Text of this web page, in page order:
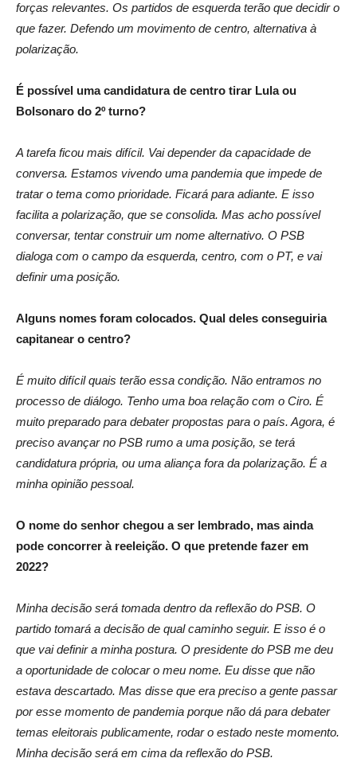
forças relevantes. Os partidos de esquerda terão que decidir o
que fazer. Defendo um movimento de centro, alternativa à
polarização.
É possível uma candidatura de centro tirar Lula ou
Bolsonaro do 2º turno?
A tarefa ficou mais difícil. Vai depender da capacidade de
conversa. Estamos vivendo uma pandemia que impede de
tratar o tema como prioridade. Ficará para adiante. E isso
facilita a polarização, que se consolida. Mas acho possível
conversar, tentar construir um nome alternativo. O PSB
dialoga com o campo da esquerda, centro, com o PT, e vai
definir uma posição.
Alguns nomes foram colocados. Qual deles conseguiria
capitanear o centro?
É muito difícil quais terão essa condição. Não entramos no
processo de diálogo. Tenho uma boa relação com o Ciro. É
muito preparado para debater propostas para o país. Agora, é
preciso avançar no PSB rumo a uma posição, se terá
candidatura própria, ou uma aliança fora da polarização. É a
minha opinião pessoal.
O nome do senhor chegou a ser lembrado, mas ainda
pode concorrer à reeleição. O que pretende fazer em
2022?
Minha decisão será tomada dentro da reflexão do PSB. O
partido tomará a decisão de qual caminho seguir. E isso é o
que vai definir a minha postura. O presidente do PSB me deu
a oportunidade de colocar o meu nome. Eu disse que não
estava descartado. Mas disse que era preciso a gente passar
por esse momento de pandemia porque não dá para debater
temas eleitorais publicamente, rodar o estado neste momento.
Minha decisão será em cima da reflexão do PSB.